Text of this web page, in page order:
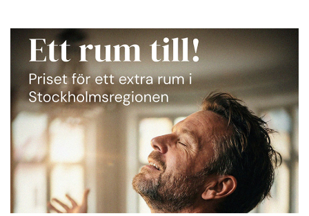
Ny
rapport:
mycket
kostar
extra
rum
Stockholmsregionen